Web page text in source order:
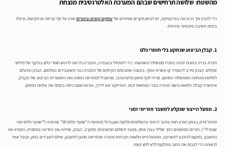
מהשטח: שלושה תרחישים שבהם המערכת האלטרנטיבית מנצחת
כדי להבין איך זה נראה בפרקטיקה, יש לבחון מקרים אמיתיים שלעסקים קטנים ובינוניים שהיו על סף קריסה או תקיעות, וניצלו
בזכות חשיבה פיננסית יצירתית:
1. קבלן הביצוע שנתקע בלי חומרי גלם
חברת בנייה בינונית זכתה במכרז ממשלתי משמעותי. כדי להתחיל בעבודה, החברה נדרשה לרכוש חומרי גלם בהיקף של מיליוני
שקלים. הבנק סירב להעמיד קו אשראי נוסף, בטענה שהנכסים הקיימים של החברה כבר משועבדים במלואם. הבנק התעלם
לחלוטין מהחוזה הממשלתי החתום. פנייה לגוף מימון אלטרנטיבי, שהשכיל לנתח את החוזה ואת היסטוריית הביצוע של הקבלן,
איפשרה קבלת הלוואת גישור מהירה כנגד המחאות זכות. הפרויקט יצא לדרך, והרווח ממנו כיסה בקלות את עלויות המימון.
2. מפעל הייצור שנקלע למשבר תזרימי זמני
מפעל ותיק בצפון הארץ חווה עיכוב דרמטי בתשלומים מלקוח עוגן גדול (תופעת ה"שוטף פלוס 90" שהפכה ל"שוטף פלוס מתי
שנוח לי"). תזרים המזומנים הפך שלילי בבת אחת, ומועד תשלום המשכורות התקרב. הבנק, שזיהה את החריגה במסגרת, הקפיא את
החשבון. במקום להיכנע לפאניקה, המפעל גייס הלוואה חברתית מהירה שהזרימה חמצן לחשבון, שילם לעובדים בזמן, וקיבל אוויר
לנשימה כדי לגבות את החוב מהלקוח ללא לחץ קיומי.